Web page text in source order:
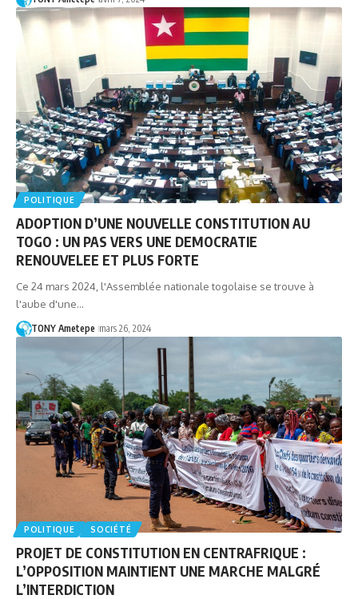
POLITIQUE
ADOPTION D’UNE NOUVELLE CONSTITUTION AU
TOGO : UN PAS VERS UNE DEMOCRATIE
RENOUVELEE ET PLUS FORTE
Ce 24 mars 2024, l'Assemblée nationale togolaise se trouve à
l'aube d'une…
TONY Ametepe mars 26, 2024
POLITIQUE SOCIÉTÉ
PROJET DE CONSTITUTION EN CENTRAFRIQUE :
L’OPPOSITION MAINTIENT UNE MARCHE MALGRÉ
L’INTERDICTION